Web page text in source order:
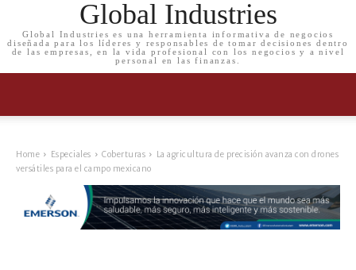
Global Industries
Global Industries es una herramienta informativa de negocios
diseñada para los líderes y responsables de tomar decisiones dentro
de las empresas, en la vida profesional con los negocios y a nivel
personal en las finanzas.
Home Especiales Coberturas
La agricultura de precisión avanza con drones
versátiles para el campo mexicano